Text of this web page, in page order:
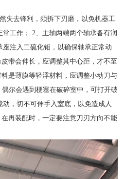
失去锋利，须拆下刃磨，以免机器工
工作； 2、主轴两端两个轴承备有润
注入二硫化钼，以确保轴承正常动
带会伸长，应调整其中心距，才不至
是薄膜等轻浮材料，应调整小动刀与
尔会遇到梗塞在破碎室中，可打开破
，切不可伸手入室底，以免造成人
再装配时，一定要注意刀刃方向不能